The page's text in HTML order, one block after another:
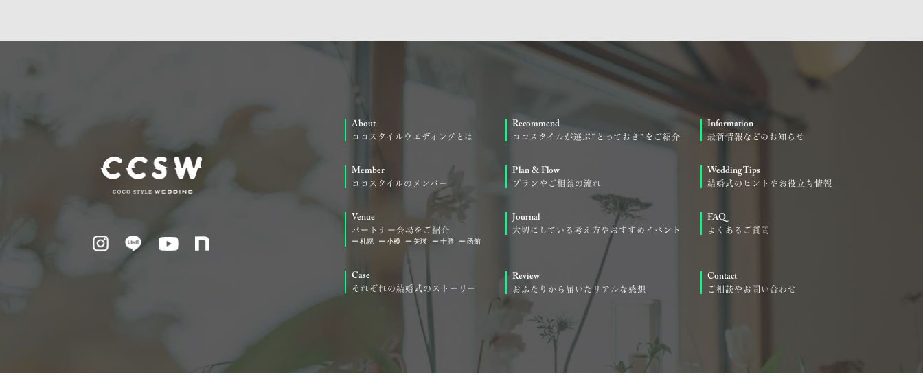
About
ココスタイルウエディングとは
Member
ココスタイルのメンバー
Venue
パートナー会場をご紹介
札幌 小樽 美瑛 十勝 函館
Case
それぞれの結婚式のストーリー
Recommend
ココスタイルが選ぶ“とっておき”をご紹介
Plan & Flow
プランやご相談の流れ
Journal
大切にしている考え方やおすすめイベント
Review
おふたりから届いたリアルな感想
Information
最新情報などのお知らせ
Wedding Tips
結婚式のヒントやお役立ち情報
FAQ
よくあるご質問
Contact
ご相談やお問い合わせ